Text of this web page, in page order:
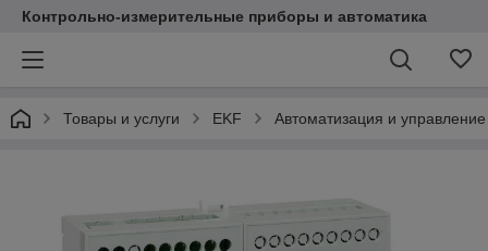
Контрольно-измерительные приборы и автоматика
Товары и услуги EKF Автоматизация и